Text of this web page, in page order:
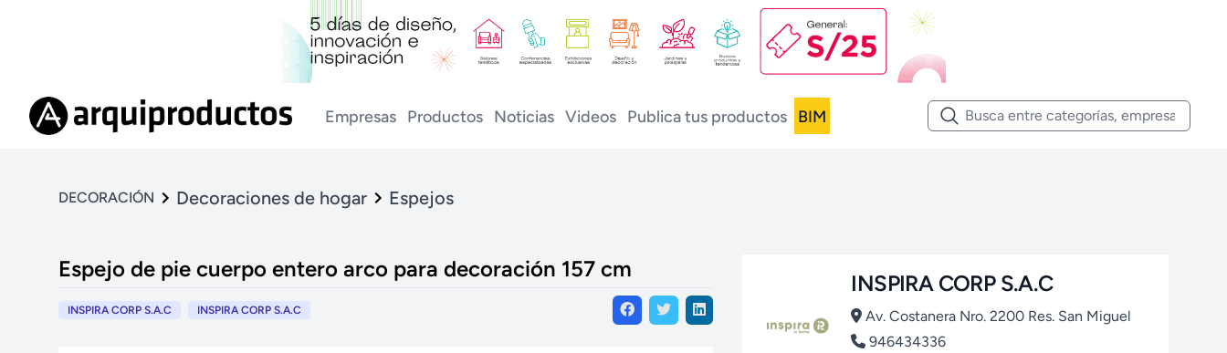
Empresas Productos Noticias Videos Publica tus productos BIM
DECORACIÓN Decoraciones de hogar Espejos
Espejo de pie cuerpo entero arco para decoración 157 cm
INSPIRA CORP S.A.C INSPIRA CORP S.A.C
INSPIRA CORP S.A.C
Av. Costanera Nro. 2200 Res. San Miguel
946434336